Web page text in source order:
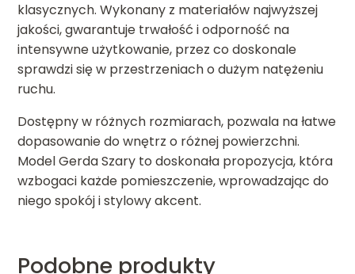
klasycznych. Wykonany z materiałów najwyższej
jakości, gwarantuje trwałość i odporność na
intensywne użytkowanie, przez co doskonale
sprawdzi się w przestrzeniach o dużym natężeniu
ruchu.
Dostępny w różnych rozmiarach, pozwala na łatwe
dopasowanie do wnętrz o różnej powierzchni.
Model Gerda Szary to doskonała propozycja, która
wzbogaci każde pomieszczenie, wprowadzając do
niego spokój i stylowy akcent.
Podobne produkty